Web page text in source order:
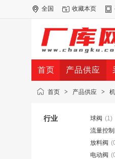
全国 收藏本页
首页 产品供应
首页 > 产品供应 >
行业 球阀 (1)
流量控制
放料阀
电动阀